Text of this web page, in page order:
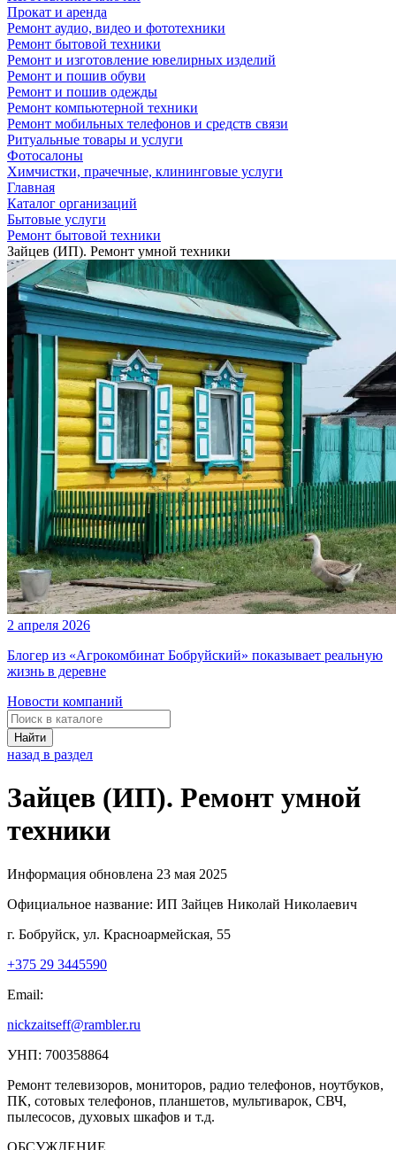
Прокат и аренда
Ремонт аудио, видео и фототехники
Ремонт бытовой техники
Ремонт и изготовление ювелирных изделий
Ремонт и пошив обуви
Ремонт и пошив одежды
Ремонт компьютерной техники
Ремонт мобильных телефонов и средств связи
Ритуальные товары и услуги
Фотосалоны
Химчистки, прачечные, клининговые услуги
Главная
Каталог организаций
Бытовые услуги
Ремонт бытовой техники
Зайцев (ИП). Ремонт умной техники
2 апреля 2026
Блогер из «Агрокомбинат Бобруйский» показывает реальную
жизнь в деревне
Новости компаний
Найти
назад в раздел
Зайцев (ИП). Ремонт умной
техники
Информация обновлена 23 мая 2025
Официальное название: ИП Зайцев Николай Николаевич
г. Бобруйск, ул. Красноармейская, 55
+375 29 3445590
Email:
nickzaitseff@rambler.ru
УНП: 700358864
Ремонт телевизоров, мониторов, радио телефонов, ноутбуков,
ПК, сотовых телефонов, планшетов, мультиварок, СВЧ,
пылесосов, духовых шкафов и т.д.
ОБСУЖДЕНИЕ